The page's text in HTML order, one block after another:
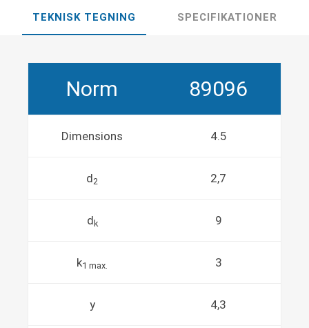
TEKNISK TEGNING SPECIFIKATIONER
Norm 89096
Dimensions 4.5
d2 2,7
d k 9
k1 max. 3
y 4,3